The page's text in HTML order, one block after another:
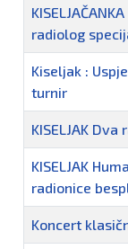
radiolog
Kiseljak :
turnir
KISELJAK
KISELJAK
radionice
Koncert